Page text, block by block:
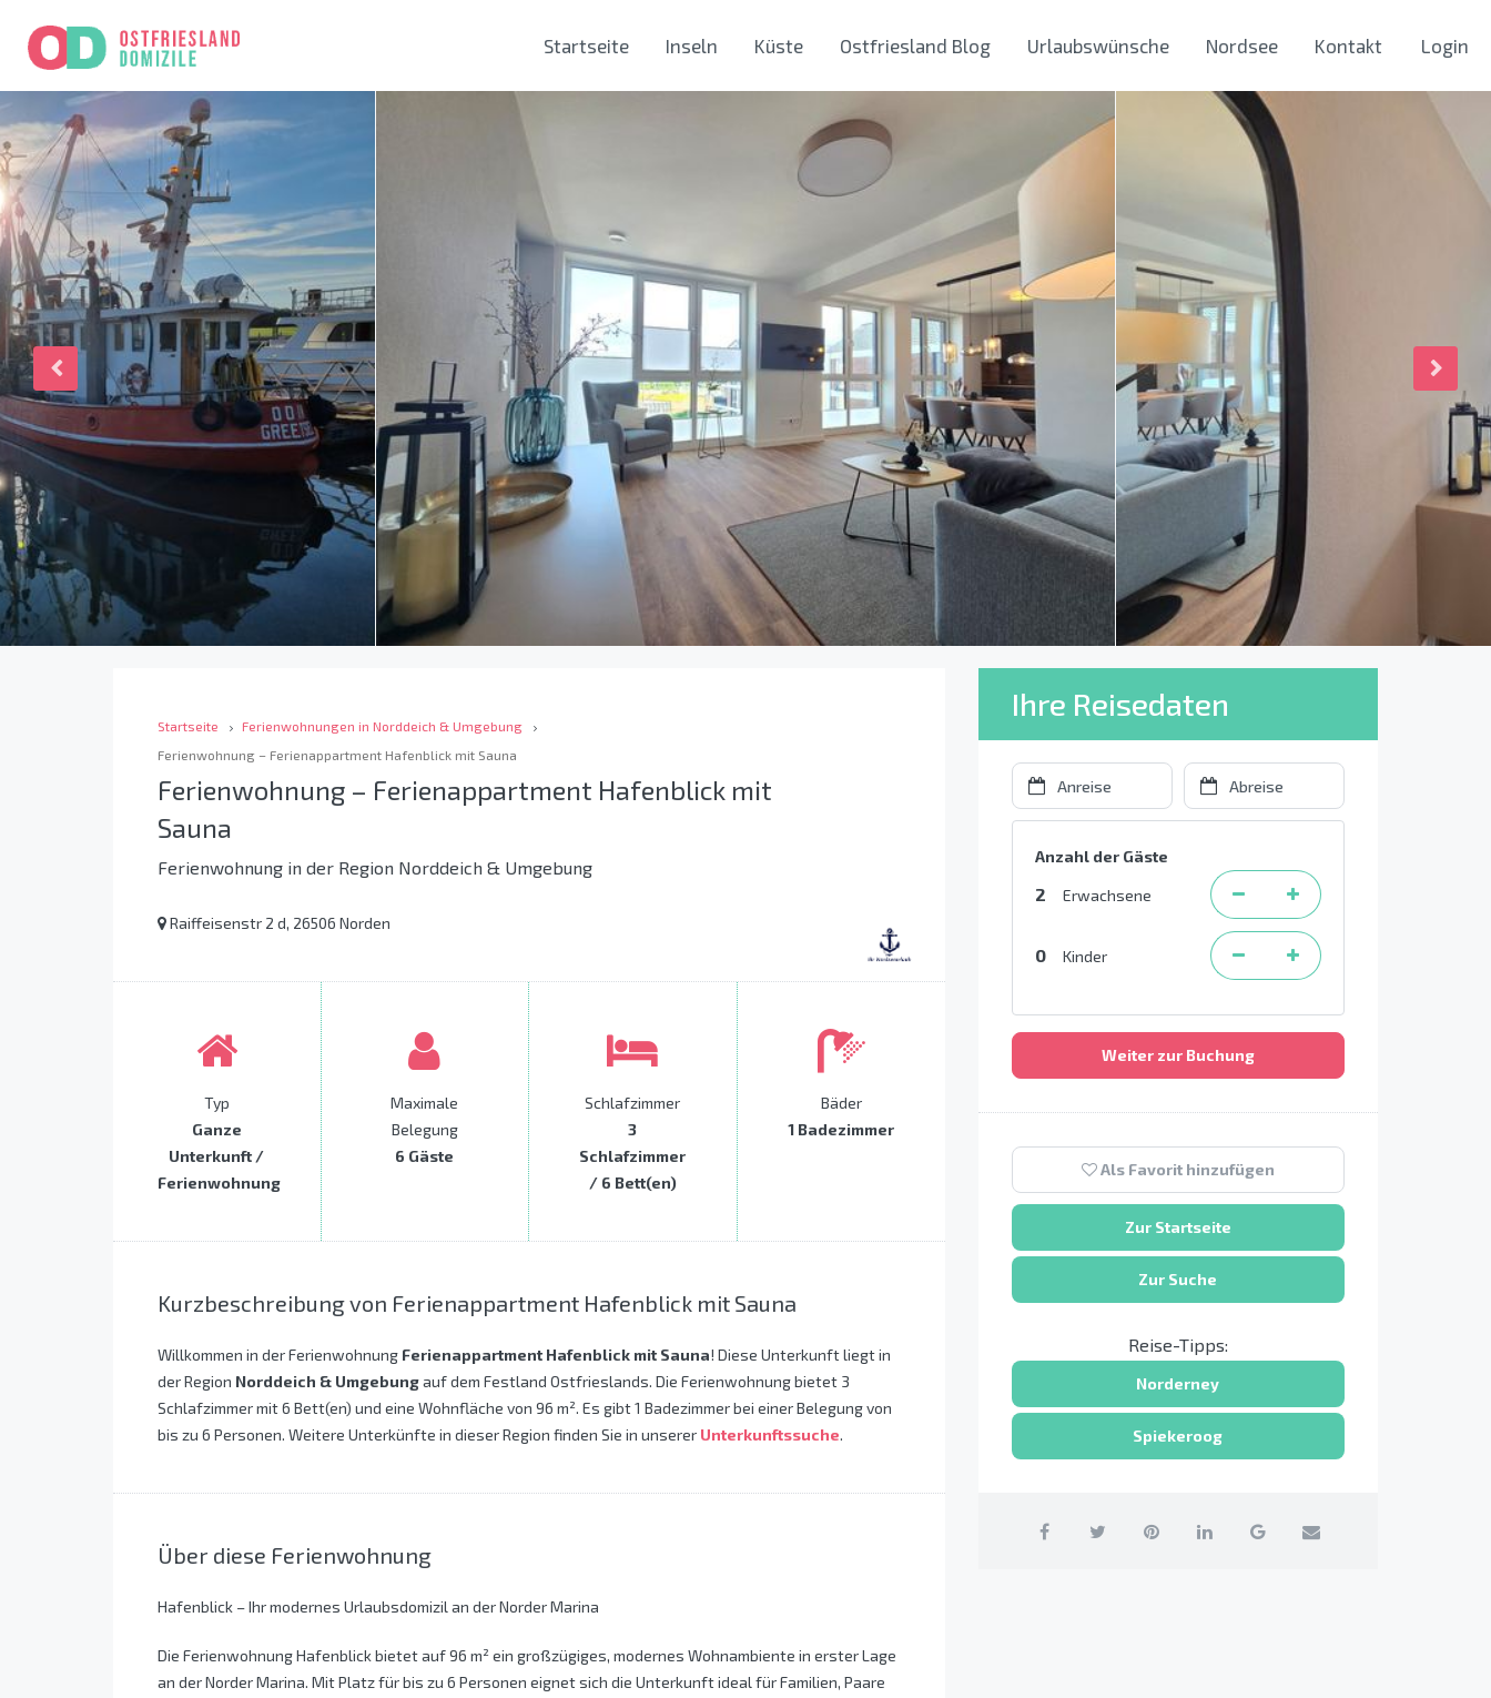
Startseite Inseln Küste Ostfriesland Blog Urlaubswünsche Nordsee Kontakt Login
Startseite
Ferienwohnungen in Norddeich & Umgebung
Ferienwohnung – Ferienappartment Hafenblick mit Sauna
Ferienwohnung – Ferienappartment Hafenblick mit
Sauna
Ferienwohnung in der Region Norddeich & Umgebung
Raiffeisenstr 2 d, 26506 Norden
Typ
Ganze
Unterkunft /
Ferienwohnung
Maximale
Belegung
6 Gäste
Schlafzimmer
3
Schlafzimmer
/ 6 Bett(en)
Bäder
1 Badezimmer
Kurzbeschreibung von Ferienappartment Hafenblick mit Sauna
Willkommen in der Ferienwohnung Ferienappartment Hafenblick mit Sauna! Diese Unterkunft liegt in
der Region Norddeich & Umgebungauf dem Festland Ostfrieslands. Die Ferienwohnung bietet 3
Schlafzimmer mit 6 Bett(en) und eine Wohnfläche von 96 m². Es gibt 1 Badezimmer bei einer Belegung von
bis zu 6 Personen. Weitere Unterkünfte in dieser Region finden Sie in unserer Unterkunftssuche.
Über diese Ferienwohnung
Hafenblick – Ihr modernes Urlaubsdomizil an der Norder Marina
Die Ferienwohnung Hafenblick bietet auf 96 m² ein großzügiges, modernes Wohnambiente in erster Lage
an der Norder Marina. Mit Platz für bis zu 6 Personen eignet sich die Unterkunft ideal für Familien, Paare
Ihre Reisedaten
Anzahl der Gäste
2 Erwachsene
0 Kinder
Weiter zur Buchung
Als Favorit hinzufügen
Zur Startseite
Zur Suche
Reise-Tipps:
Norderney
Spiekeroog